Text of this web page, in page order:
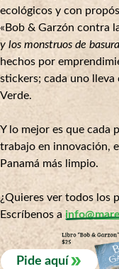
ecológicos y con
«Bob & Garzón contra
y los monstruos de
hechos por
stickers; cada uno
Verde.
Y lo mejor es que cada
trabajo en innovación,
Panamá más limpio.
¿Quieres ver todos los
Escríbenos a
Pide aquí